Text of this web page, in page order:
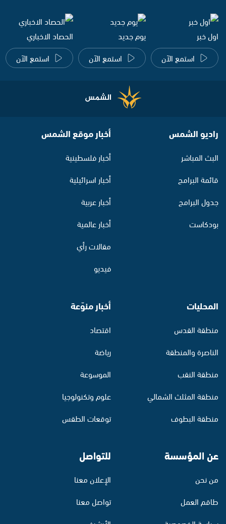
اول خبر
استمع الآن
يوم جديد
استمع الآن
الحصاد الاخباري
استمع الآن
راديو الشمس
البث المباشر
قائمة البرامج
جدول البرامج
بودكاست
أخبار موقع الشمس
أخبار فلسطينية
أخبار اسرائيلية
أخبار عربية
أخبار عالمية
مقالات رأي
فيديو
المحليات
منطقة القدس
الناصرة والمنطقة
منطقة النقب
منطقة المثلث الشمالي
منطقة البطوف
أخبار منوّعة
اقتصاد
رياضة
الموسوعة
علوم وتكنولوجيا
توقعات الطقس
عن المؤسسة
من نحن
طاقم العمل
للتواصل
الإعلان معنا
تواصل معنا